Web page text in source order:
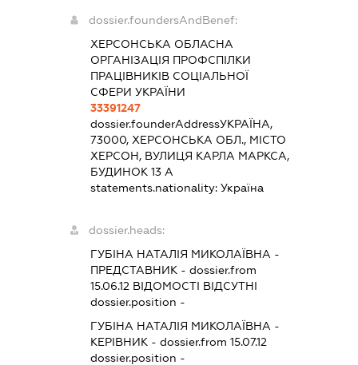
dossier.foundersAndBenef:
ХЕРСОНСЬКА ОБЛАСНА
ОРГАНІЗАЦІЯ ПРОФСПІЛКИ
ПРАЦІВНИКІВ СОЦІАЛЬНОЇ
СФЕРИ УКРАЇНИ
33391247
dossier.founderAddressУКРАЇНА,
73000, ХЕРСОНСЬКА ОБЛ., МІСТО
ХЕРСОН, ВУЛИЦЯ КАРЛА МАРКСА,
БУДИНОК 13 А
statements.nationality:Україна
dossier.heads:
ГУБІНА НАТАЛІЯ МИКОЛАЇВНА -
ПРЕДСТАВНИК - dossier.from
15.06.12 ВІДОМОСТІ ВІДСУТНІ
dossier.position -
ГУБІНА НАТАЛІЯ МИКОЛАЇВНА -
КЕРІВНИК - dossier.from 15.07.12
dossier.position -